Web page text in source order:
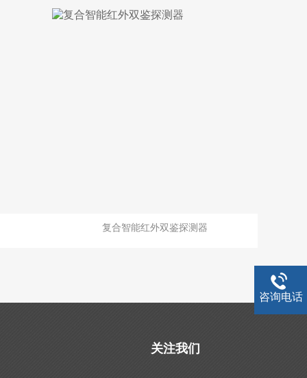
复合智能红外双鉴探测器
关注我们
咨询电话